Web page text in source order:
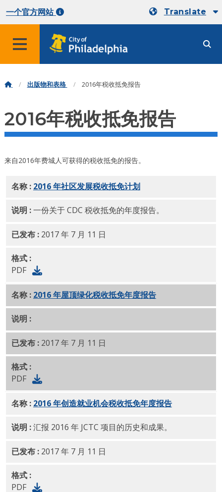
一个官方网站 Translate
出版物和表格 2016年税收抵免报告
2016年税收抵免报告
来自2016年费城人可获得的税收抵免的报告。
名称 : 2016 年社区发展税收抵免计划PDF
说明 :一份关于 CDC 税收抵免的年度报告。
已发布 : 2017 年 7 月 11 日
格式 :
PDF
名称 : 2016 年屋顶绿化税收抵免年度报告PDF
说明 :
已发布 : 2017 年 7 月 11 日
格式 :
PDF
名称 : 2016 年创造就业机会税收抵免年度报告PDF
说明 :汇报 2016 年 JCTC 项目的历史和成果。
已发布 : 2017 年 7 月 11 日
格式 :
PDF